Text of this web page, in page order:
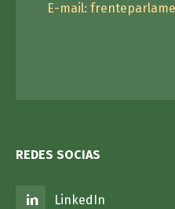
E-mail:
REDES SOCIAS
LinkedIn